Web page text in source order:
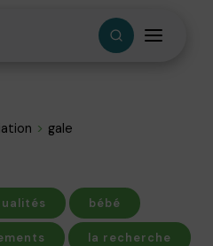
gale
bébé
la recherche